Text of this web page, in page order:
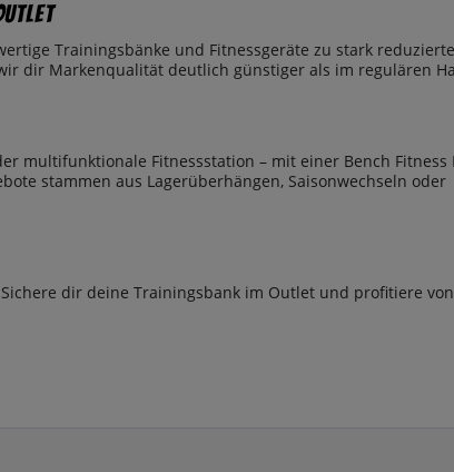
Trainingsbänke und Fitnessgeräte zu stark
dir Markenqualität deutlich günstiger als im regulären
multifunktionale Fitnessstation – mit einer Bench
stammen aus Lagerüberhängen, Saisonwechseln oder
dir deine Trainingsbank im Outlet und profitiere